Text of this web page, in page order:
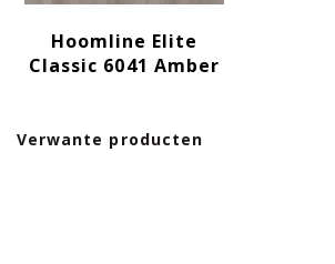
Verwante producten
Hoomline Elite
Classic 6041 Amber